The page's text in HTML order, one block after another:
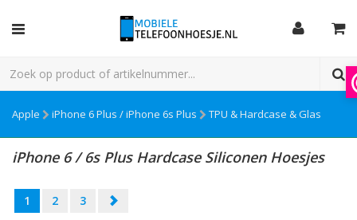
Apple iPhone 6 Plus / iPhone 6s Plus TPU & Hardcase & Glas
iPhone 6 / 6s Plus Hardcase Siliconen Hoesjes
1 2 3